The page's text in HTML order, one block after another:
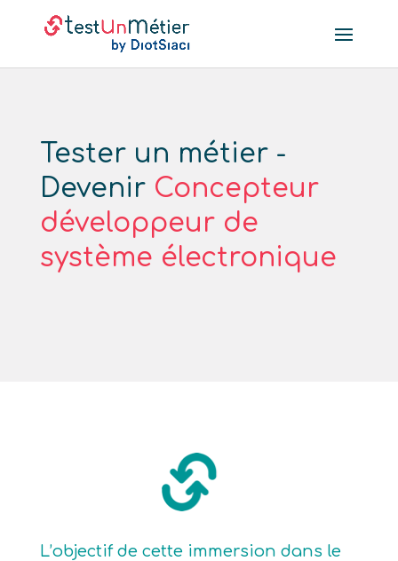
Tester un métier -
Devenir Concepteur
développeur de
système électronique
L’objectif de cette immersion dans le